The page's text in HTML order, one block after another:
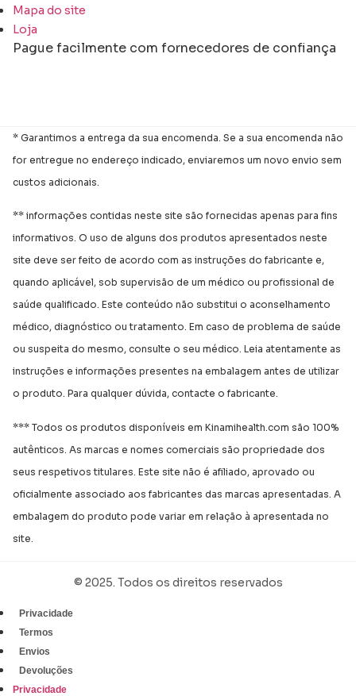
Mapa do site
Loja
Pague facilmente com fornecedores de confiança
* Garantimos a entrega da sua encomenda. Se a sua encomenda não
for entregue no endereço indicado, enviaremos um novo envio sem
custos adicionais.
** informações contidas neste site são fornecidas apenas para fins
informativos. O uso de alguns dos produtos apresentados neste
site deve ser feito de acordo com as instruções do fabricante e,
quando aplicável, sob supervisão de um médico ou profissional de
saúde qualificado. Este conteúdo não substitui o aconselhamento
médico, diagnóstico ou tratamento. Em caso de problema de saúde
ou suspeita do mesmo, consulte o seu médico. Leia atentamente as
instruções e informações presentes na embalagem antes de utilizar
o produto. Para qualquer dúvida, contacte o fabricante.
*** Todos os produtos disponíveis em Kinamihealth.com são 100%
autênticos. As marcas e nomes comerciais são propriedade dos
seus respetivos titulares. Este site não é afiliado, aprovado ou
oficialmente associado aos fabricantes das marcas apresentadas. A
embalagem do produto pode variar em relação à apresentada no
site.
© 2025. Todos os direitos reservados
Privacidade
Termos
Envios
Devoluções
Privacidade